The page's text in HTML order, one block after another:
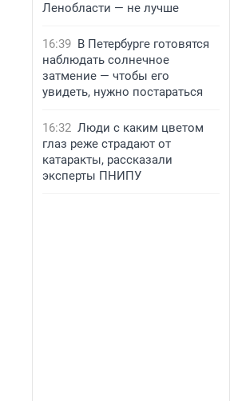
Ленобласти — не лучше
16:39 В Петербурге готовятся
наблюдать солнечное
затмение — чтобы его
увидеть, нужно постараться
16:32 Люди с каким цветом
глаз реже страдают от
катаракты, рассказали
эксперты ПНИПУ